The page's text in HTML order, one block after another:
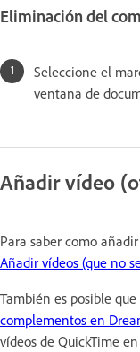
Eliminación del
Seleccione el
ventana de
Añadir vídeo
Para saber como
Añadir vídeos (que no
También es posible que
complementos en
vídeos de QuickTime